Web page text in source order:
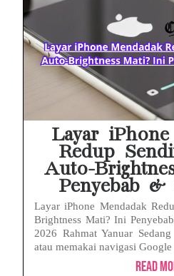
Layar
Redup
Auto-
Penyebab &
Layar iPhone Mendadak
Brightness Mati? Ini
2026 Rahmat Yanuar
atau memakai navigasi
Read